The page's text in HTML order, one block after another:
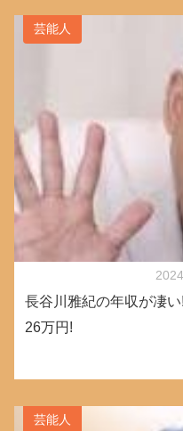
芸能人
長谷川雅紀の年収が凄
26万円!
芸能人